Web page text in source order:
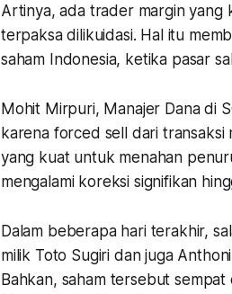
Artinya, ada trader margin yang
terpaksa dilikuidasi. Hal itu
saham Indonesia, ketika pasar
Mohit Mirpuri, Manajer Dana di
karena forced sell dari
yang kuat untuk menahan
mengalami koreksi signifikan
Dalam beberapa hari terakhir,
milik Toto Sugiri dan juga
Bahkan, saham tersebut